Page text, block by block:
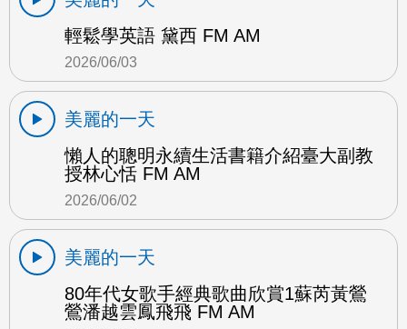
輕鬆學英語 黛西 FM AM
2026/06/03
美麗的一天
懶人的聰明永續生活書籍介紹臺大副教
授林心恬 FM AM
2026/06/02
美麗的一天
80年代女歌手經典歌曲欣賞1蘇芮黃鶯
鶯潘越雲鳳飛飛 FM AM